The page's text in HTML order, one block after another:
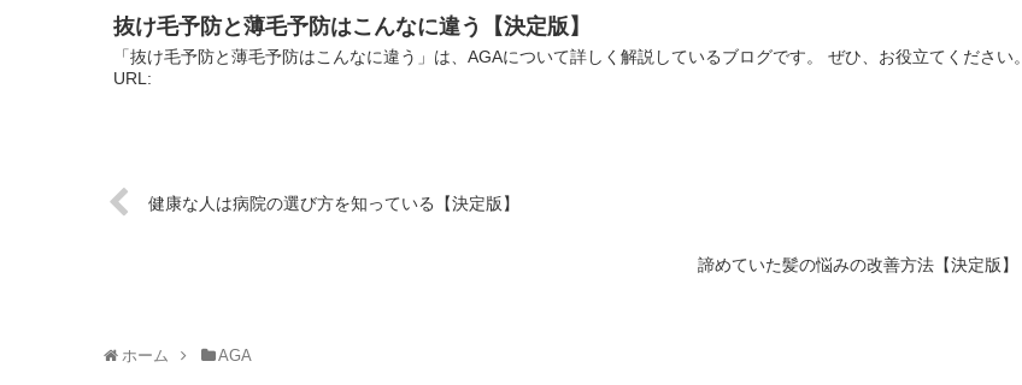
抜け毛予防と薄毛予防はこんなに違う【決定版】
「抜け毛予防と薄毛予防はこんなに違う」は、AGAについて詳しく解説しているブログです。 ぜひ、お役立てください。
URL:
健康な人は病院の選び方を知っている【決定版】
諦めていた髪の悩みの改善方法【決定版】
ホーム AGA